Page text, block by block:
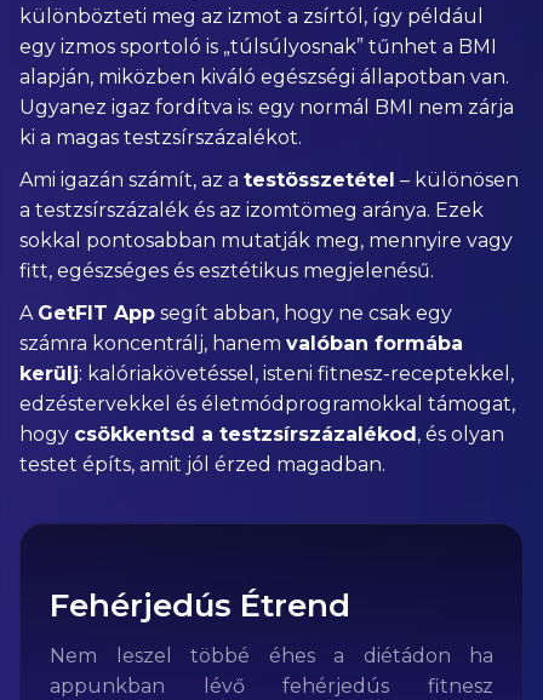
különbözteti meg az izmot a zsírtól, így például
egy izmos sportoló is „túlsúlyosnak” tűnhet a BMI
alapján, miközben kiváló egészségi állapotban van.
Ugyanez igaz fordítva is: egy normál BMI nem zárja
ki a magas testzsírszázalékot.
Ami igazán számít, az a testösszetétel – különösen
a testzsírszázalék és az izomtömeg aránya. Ezek
sokkal pontosabban mutatják meg, mennyire vagy
fitt, egészséges és esztétikus megjelenésű.
A GetFIT App segít abban, hogy ne csak egy
számra koncentrálj, hanem valóban formába
kerülj: kalóriakövetéssel, isteni fitnesz-receptekkel,
edzéstervekkel és életmódprogramokkal támogat,
hogy csökkentsd a testzsírszázalékod , és olyan
testet építs, amit jól érzed magadban.
Fehérjedús Étrend
Nem leszel többé éhes a diétádon ha
appunkban lévő fehérjedús fitnesz